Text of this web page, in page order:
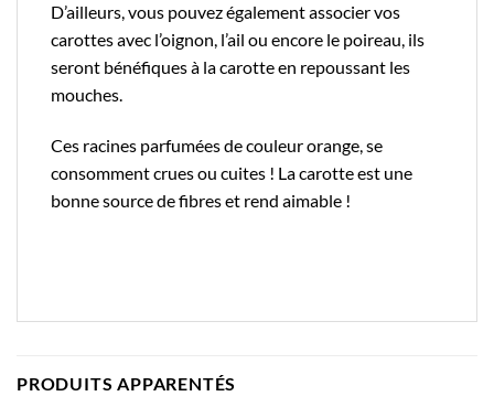
D’ailleurs, vous pouvez également associer vos
carottes avec l’oignon, l’ail ou encore le poireau, ils
seront bénéfiques à la carotte en repoussant les
mouches.
Ces racines parfumées de couleur orange, se
consomment crues ou cuites ! La carotte est une
bonne source de fibres et rend aimable !
PRODUITS APPARENTÉS